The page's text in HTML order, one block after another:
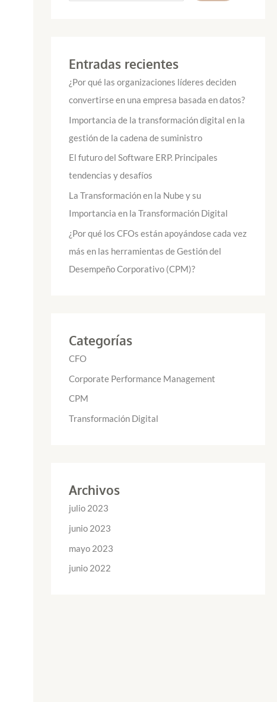
Entradas recientes
¿Por qué las organizaciones líderes deciden
convertirse en una empresa basada en datos?
Importancia de la transformación digital en la
gestión de la cadena de suministro
El futuro del Software ERP. Principales
tendencias y desafíos
La Transformación en la Nube y su
Importancia en la Transformación Digital
¿Por qué los CFOs están apoyándose cada vez
más en las herramientas de Gestión del
Desempeño Corporativo (CPM)?
Categorías
CFO
Corporate Performance Management
CPM
Transformación Digital
Archivos
julio 2023
junio 2023
mayo 2023
junio 2022